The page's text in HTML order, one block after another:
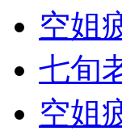
空姐
七旬
空姐